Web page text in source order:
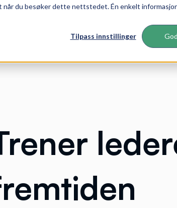
når du besøker dette nettstedet. Én enkelt
Tilpass innstillinger